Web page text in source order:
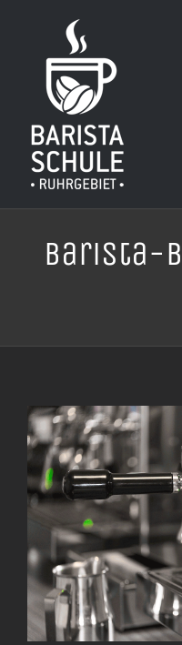
springen
Barista-